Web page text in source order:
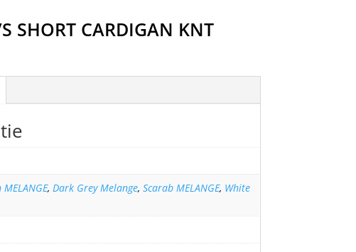
SHORT CARDIGAN KNT
,Dark Grey Melange,Scarab MELANGE, White